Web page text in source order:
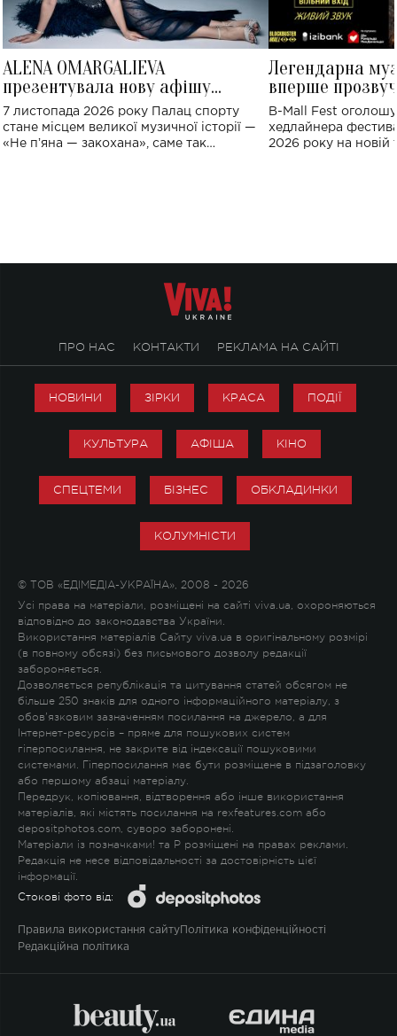
ALENA OMARGALIEVA
презентувала нову афішу
великого концерту в Палаці
спорту
7 листопада 2026 року Палац спорту
стане місцем великої музичної історії —
«Не пʼяна — закохана», саме так
Легендарна
вперше
Україні: де
B-Mall Fest
хедлайнера
2026 року на новій
ПРО НАС КОНТАКТИ РЕКЛАМА НА САЙТІ
НОВИНИ ЗІРКИ КРАСА ПОДІЇ
КУЛЬТУРА АФІША КІНО
СПЕЦТЕМИ БІЗНЕС ОБКЛАДИНКИ
КОЛУМНІСТИ
© ТОВ «ЕДІМЕДІА-УКРАЇНА», 2008 - 2026
Усі права на матеріали, розміщені на сайті viva.ua, охороняються
відповідно до законодавства України.
Використання матеріалів Сайту viva.ua в оригінальному розмірі
(в повному обсязі) без письмового дозволу редакції
забороняється.
Дозволяється републікація та цитування статей обсягом не
більше 250 знаків для одного інформаційного матеріалу, з
обов'язковим зазначенням посилання на джерело, а для
Інтернет-ресурсів – пряме для пошукових систем
гіперпосилання, не закрите від індексації пошуковими
системами. Гіперпосилання має бути розміщене в підзаголовку
або першому абзаці матеріалу.
Передрук, копіювання, відтворення або інше використання
матеріалів, які містять посилання на rexfeatures.com або
depositphotos.com, суворо заборонені.
Матеріали із позначками! та P розміщені на правах реклами.
Редакція не несе відповідальності за достовірність цієї
інформації.
Стокові фото від:
Правила використання сайту Політика конфіденційності
Редакційна політика